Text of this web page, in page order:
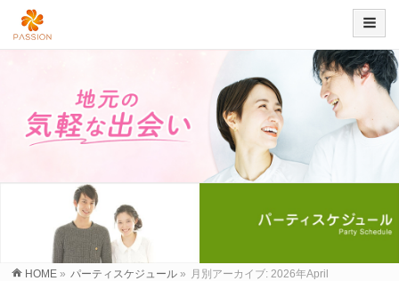
HOME » パーティスケジュール » 月別アーカイブ: 2026年April